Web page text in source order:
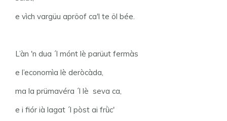
e vìch vargüu apröof ca'l te öl bée.
L’àn 'n dua ´l mónt lè parüut fermàs
e l’economìa lè deròcàda,
ma la prümavéra ´l lè seva ca,
e i fiór ià lagat ´l pòst ai frǜc'